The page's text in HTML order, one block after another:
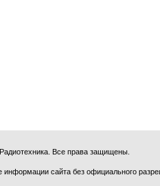
Все права защищены.
информации сайта без официального